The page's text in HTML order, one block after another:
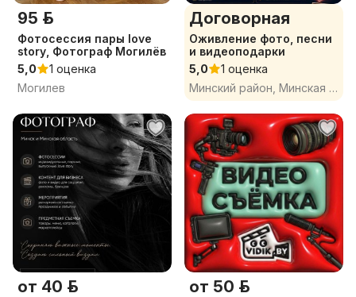
95 р.
Фотосессия пары love
story, Фотограф Могилёв
5,0
1 оценка
Могилев
Договорная
Оживление фото, песни
и видеоподарки
5,0
1 оценка
Минский район, Минская обл.
от 40 р. от 50 р.